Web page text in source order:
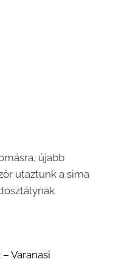
újabb
utaztunk a sima
Varanasi